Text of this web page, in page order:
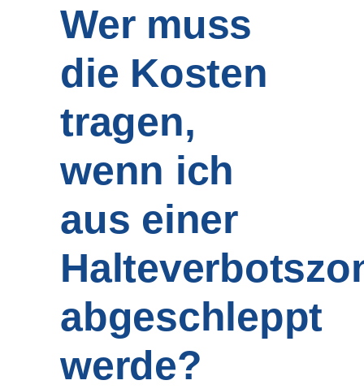
Wer muss
die Kosten
tragen,
wenn ich
aus einer
abgeschleppt
werde?